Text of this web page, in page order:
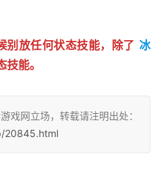
别放任何状态技能，除了 冰
能。
戏网立场，转载请注明出处：
20845.html